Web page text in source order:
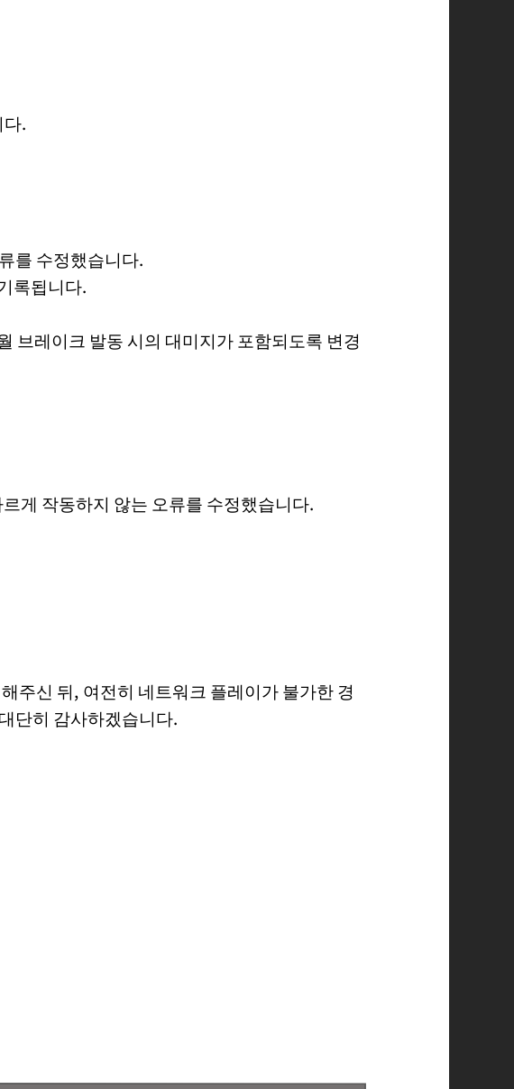
.
를 수정했습니다.
록됩니다.
브레이크 발동 시의 대미지가 포함되도록 변경
게 작동하지 않는 오류를 수정했습니다.
주신 뒤, 여전히 네트워크 플레이가 불가한 경
단히 감사하겠습니다.